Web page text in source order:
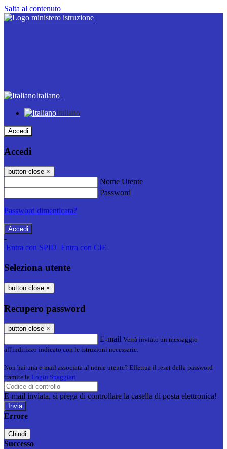
Salta al contenuto
Italiano
Italiano
Accedi
Accedi
button close ×
Nome Utente
Password
Password dimenticata?
-
Entra con SPID Entra con CIE
Seleziona utente
button close ×
Recupero password
button close ×
E-mail Verrà inviato un messaggio
all'indirizzo indicato con le istruzioni necessarie.
Non hai una e-mail associata al nome utente? Effettua il reset della password
tramite la Login Spaggiari
E-mail inviata, si prega di controllare la casella di posta elettronica!
Errore
Chiudi
Successo